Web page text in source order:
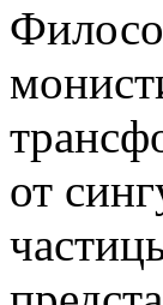
от